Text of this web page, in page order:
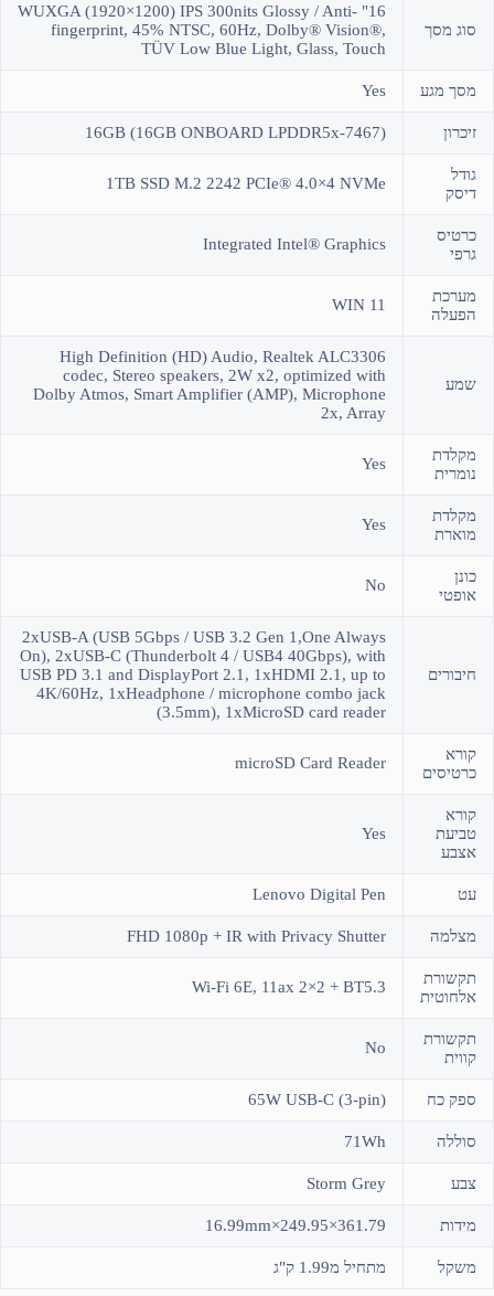
סוג מסך
16" WUXGA (1920×1200) IPS 300nits Glossy / Anti-
fingerprint, 45% NTSC, 60Hz, Dolby® Vision®,
TÜV Low Blue Light, Glass, Touch
מסך מגע Yes
זיכרון (16GB (16GB ONBOARD LPDDR5x-7467
גודל
דיסק
1TB SSD M.2 2242 PCIe® 4.0×4 NVMe
כרטיס
גרפי
Integrated Intel® Graphics
מערכת
הפעלה
WIN 11
שמע
High Definition (HD) Audio, Realtek ALC3306
codec, Stereo speakers, 2W x2, optimized with
Dolby Atmos, Smart Amplifier (AMP), Microphone
2x, Array
מקלדת
נומרית
Yes
מקלדת
מוארת
Yes
כונן
אופטי
No
חיבורים
2xUSB-A (USB 5Gbps / USB 3.2 Gen 1,One Always
On), 2xUSB-C (Thunderbolt 4 / USB4 40Gbps), with
USB PD 3.1 and DisplayPort 2.1, 1xHDMI 2.1, up to
4K/60Hz, 1xHeadphone / microphone combo jack
(3.5mm), 1xMicroSD card reader
קורא
כרטיסים
microSD Card Reader
קורא
טביעת
אצבע
Yes
עט Lenovo Digital Pen
מצלמה FHD 1080p + IR with Privacy Shutter
תקשורת
אלחוטית
Wi-Fi 6E, 11ax 2×2 + BT5.3
תקשורת
קווית
No
ספק כח 65W USB-C (3-pin)
סוללה 71Wh
צבע Storm Grey
מידות 361.79×249.95×16.99mm
משקל מתחיל מ1.99 ק"ג